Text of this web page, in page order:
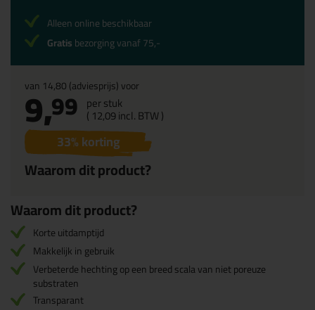
van 14,80(adviesprijs) voor
9,99 per stuk
( 12,09incl. BTW )
33% korting
Waarom dit product?
Alleen online beschikbaar
Gratisbezorging vanaf 75,-
Waarom dit product?
Korte uitdamptijd
Makkelijk in gebruik
Verbeterde hechting op een breed scala van niet poreuze
substraten
Transparant